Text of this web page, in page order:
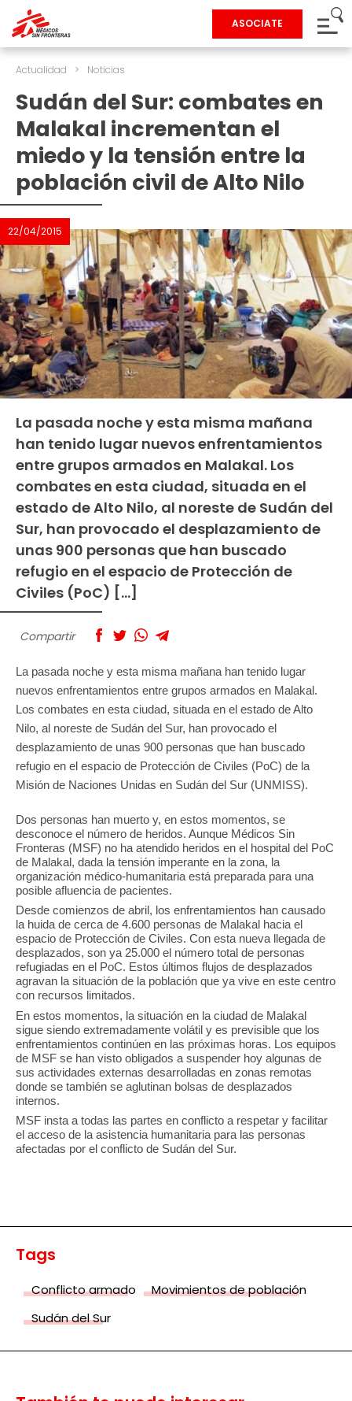
ASOCIATE
Actualidad > Noticias
Sudán del Sur: combates en
Malakal incrementan el
miedo y la tensión entre la
población civil de Alto Nilo
22/04/2015
La pasada noche y esta misma mañana
han tenido lugar nuevos enfrentamientos
entre grupos armados en Malakal. Los
combates en esta ciudad, situada en el
estado de Alto Nilo, al noreste de Sudán del
Sur, han provocado el desplazamiento de
unas 900 personas que han buscado
refugio en el espacio de Protección de
Civiles (PoC) […]
Compartir
La pasada noche y esta misma mañana han tenido lugar
nuevos enfrentamientos entre grupos armados en Malakal.
Los combates en esta ciudad, situada en el estado de Alto
Nilo, al noreste de Sudán del Sur, han provocado el
desplazamiento de unas 900 personas que han buscado
refugio en el espacio de Protección de Civiles (PoC) de la
Misión de Naciones Unidas en Sudán del Sur (UNMISS).
Dos personas han muerto y, en estos momentos, se
desconoce el número de heridos. Aunque Médicos Sin
Fronteras (MSF) no ha atendido heridos en el hospital del PoC
de Malakal, dada la tensión imperante en la zona, la
organización médico-humanitaria está preparada para una
posible afluencia de pacientes.
Desde comienzos de abril, los enfrentamientos han causado
la huida de cerca de 4.600 personas de Malakal hacia el
espacio de Protección de Civiles. Con esta nueva llegada de
desplazados, son ya 25.000 el número total de personas
refugiadas en el PoC. Estos últimos flujos de desplazados
agravan la situación de la población que ya vive en este centro
con recursos limitados.
En estos momentos, la situación en la ciudad de Malakal
sigue siendo extremadamente volátil y es previsible que los
enfrentamientos continúen en las próximas horas. Los equipos
de MSF se han visto obligados a suspender hoy algunas de
sus actividades externas desarrolladas en zonas remotas
donde se también se aglutinan bolsas de desplazados
internos.
MSF insta a todas las partes en conflicto a respetar y facilitar
el acceso de la asistencia humanitaria para las personas
afectadas por el conflicto de Sudán del Sur.
Tags
Conflicto armado
Movimientos de población
Sudán del Sur